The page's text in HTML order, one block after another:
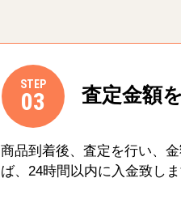
STEP
03 査定金額
商品到着後、査定を行い、
ば、24時間以内に入金致しま